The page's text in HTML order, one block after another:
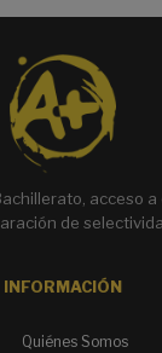
acceso
de
INFORMACIÓN
Quiénes Somos